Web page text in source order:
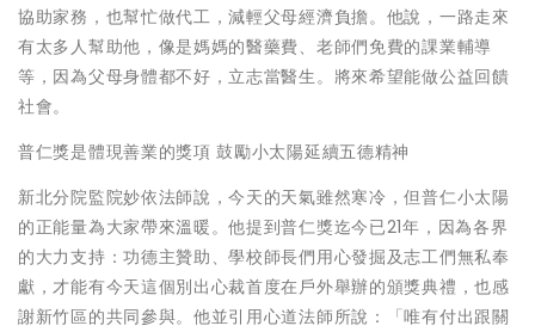
協助家務，也幫忙做代工，減輕父母經濟負擔。他說，一路走來
有太多人幫助他，像是媽媽的醫藥費、老師們免費的課業輔導
等，因為父母身體都不好，立志當醫生。將來希望能做公益回饋
社會。
普仁獎是體現善業的獎項 鼓勵小太陽延續五德精神
新北分院監院妙依法師說，今天的天氣雖然寒冷，但普仁小太陽
的正能量為大家帶來溫暖。他提到普仁獎迄今已21年，因為各界
的大力支持：功德主贊助、學校師長們用心發掘及志工們無私奉
獻，才能有今天這個別出心裁首度在戶外舉辦的頒獎典禮，也感
謝新竹區的共同參與。他並引用心道法師所說：「唯有付出跟關